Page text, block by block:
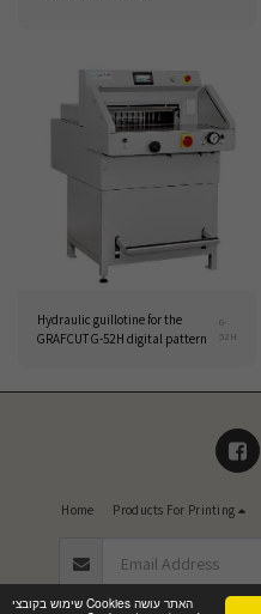
שימוש בקובצי Cookies האתר עושה
Hydraulic guillotine for the
GRAFCUT G-52H digital pattern
G-
52H
Home Products For Printing